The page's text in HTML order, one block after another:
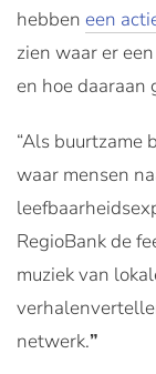
hebben een
zien waar er
en hoe daaraan
“Als buurtzame
waar mensen
RegioBank de
muziek van
netwerk.”